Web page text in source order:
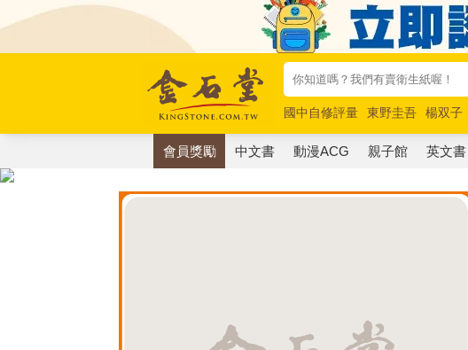
國中自修評量 東野圭吾 楊双子
唯紅花綻放
奧德賽 路邊攤新作
會員獎勵 中文書 動漫ACG 親子館 英文書